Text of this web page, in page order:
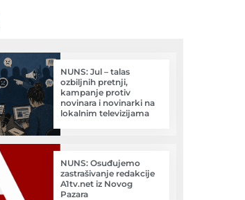
NUNS: Jul – talas
ozbiljnih pretnji,
kampanje protiv
novinara i novinarki na
lokalnim televizijama
NUNS: Osuđujemo
zastrašivanje redakcije
A1tv.net iz Novog
Pazara